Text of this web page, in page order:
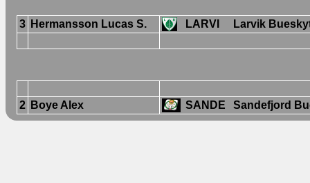
3 Hermansson Lucas S. LARVI Larvik
2 Boye Alex SANDE Sandefjord